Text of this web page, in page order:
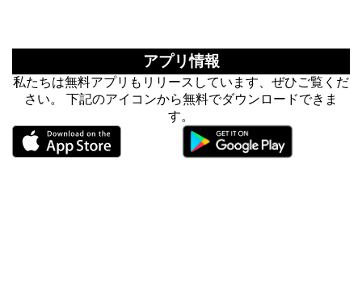
アプリ情報
私たちは無料アプリもリリースしています、ぜひご覧くだ
さい。 下記のアイコンから無料でダウンロードできま
す。